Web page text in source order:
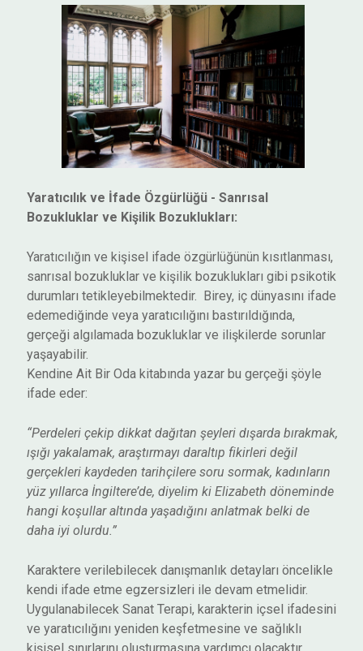
Yaratıcılık ve İfade Özgürlüğü - Sanrısal
Bozukluklar ve Kişilik Bozuklukları:
Yaratıcılığın ve kişisel ifade özgürlüğünün kısıtlanması,
sanrısal bozukluklar ve kişilik bozuklukları gibi psikotik
durumları tetikleyebilmektedir. Birey, iç dünyasını ifade
edemediğinde veya yaratıcılığını bastırıldığında,
gerçeği algılamada bozukluklar ve ilişkilerde sorunlar
yaşayabilir.
Kendine Ait Bir Oda kitabında yazar bu gerçeği şöyle
ifade eder:
“Perdeleri çekip dikkat dağıtan şeyleri dışarda bırakmak,
ışığı yakalamak, araştırmayı daraltıp fikirleri değil
gerçekleri kaydeden tarihçilere soru sormak, kadınların
yüz yıllarca İngiltere’de, diyelim ki Elizabeth döneminde
hangi koşullar altında yaşadığını anlatmak belki de
daha iyi olurdu.”
Karaktere verilebilecek danışmanlık detayları öncelikle
kendi ifade etme egzersizleri ile devam etmelidir.
Uygulanabilecek Sanat Terapi, karakterin içsel ifadesini
ve yaratıcılığını yeniden keşfetmesine ve sağlıklı